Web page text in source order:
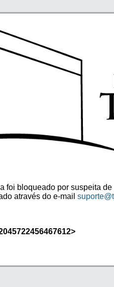
foi bloqueado por suspeita de
através do e-mail